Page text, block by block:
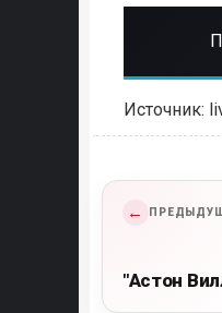
Источник:
←
"Астон